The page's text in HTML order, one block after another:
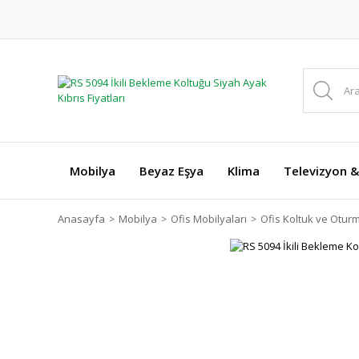
Mobilya Beyaz Eşya Klima Televizyon
Anasayfa Mobilya Ofis Mobilyaları Ofis Koltuk ve